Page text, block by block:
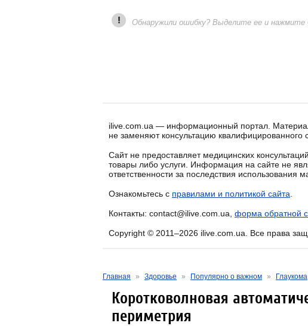
! Обнаружили ошибку? Выделите ее и нажмите
ilive.com.ua — информационный портал.
не заменяют консультацию квалифицированного
Сайт не предоставляет медицинских
товары либо услуги. Информация на сайте не
ответственности за последствия использования
Ознакомьтесь с правилами и политикой сайта
Контакты: contact@ilive.com.ua, форма обратной
Copyright © 2011–2026 ilive.com.ua. Все права
Главная » Здоровье » Популярно о важном » Глаукома
Коротковолновая
периметрия